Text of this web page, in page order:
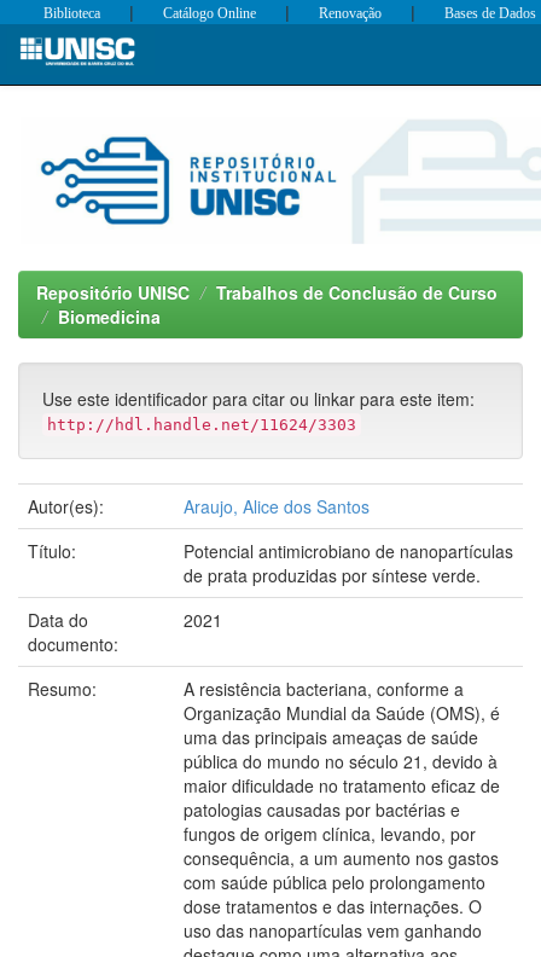
Skip
Biblioteca | Catálogo Online | Renovação | Bases de Dados
Repositório UNISC
Trabalhos de Conclusão de Curso
Biomedicina
Use este identificador para citar ou linkar para este item:
http://hdl.handle.net/11624/3303
Autor(es):
Araujo, Alice dos Santos
Título:
Potencial antimicrobiano de nanopartículas
de prata produzidas por síntese verde.
Data do
documento:
2021
Resumo:
A resistência bacteriana, conforme a
Organização Mundial da Saúde (OMS), é
uma das principais ameaças de saúde
pública do mundo no século 21, devido à
maior dificuldade no tratamento eficaz de
patologias causadas por bactérias e
fungos de origem clínica, levando, por
consequência, a um aumento nos gastos
com saúde pública pelo prolongamento
dose tratamentos e das internações. O
uso das nanopartículas vem ganhando